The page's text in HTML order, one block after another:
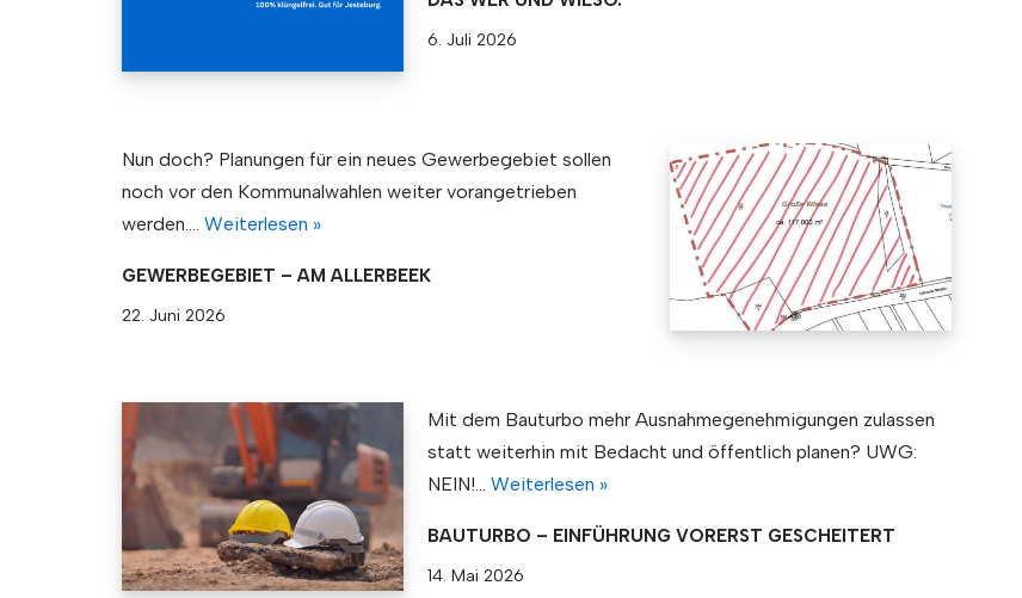
6. Juli 2026
Nun doch? Planungen für ein neues Gewerbegebiet sollen
noch vor den Kommunalwahlen weiter vorangetrieben
werden.… Weiterlesen »
GEWERBEGEBIET – AM ALLERBEEK
22. Juni 2026
Mit dem Bauturbo mehr Ausnahmegenehmigungen zulassen
statt weiterhin mit Bedacht und öffentlich planen? UWG:
NEIN!…Weiterlesen »
BAUTURBO – EINFÜHRUNG VORERST GESCHEITERT
14. Mai 2026